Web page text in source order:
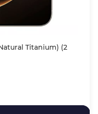
Titanium) (2